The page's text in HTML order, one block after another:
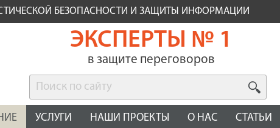
БЕЗОПАСНОСТИ И ЗАЩИТЫ ИНФОРМАЦИИ
ЭКСПЕРТЫ № 1
в защите переговоров
УСЛУГИ НАШИ ПРОЕКТЫ О НАС СТАТЬИ